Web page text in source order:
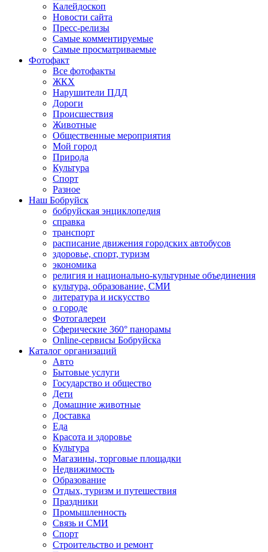
Калейдоскоп
Новости сайта
Пресс-релизы
Самые комментируемые
Самые просматриваемые
Фотофакт
Все фотофакты
ЖКХ
Нарушители ПДД
Дороги
Происшествия
Животные
Общественные мероприятия
Мой город
Природа
Культура
Спорт
Разное
Наш Бобруйск
бобруйская энциклопедия
справка
транспорт
расписание движения городских автобусов
здоровье, спорт, туризм
экономика
религия и национально-культурные объединения
культура, образование, СМИ
литература и искусство
о городе
Фотогалереи
Сферические 360° панорамы
Online-сервисы Бобруйска
Каталог организаций
Авто
Бытовые услуги
Государство и общество
Дети
Домашние животные
Доставка
Еда
Красота и здоровье
Культура
Магазины, торговые площадки
Недвижимость
Образование
Отдых, туризм и путешествия
Праздники
Промышленность
Связь и СМИ
Спорт
Строительство и ремонт